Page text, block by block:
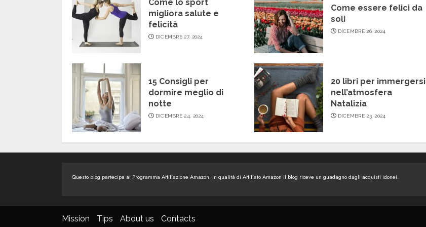
Come lo sport
migliora salute e
felicità
DICEMBRE 27, 2024
Come essere felici da
soli
DICEMBRE 26, 2024
15 Consigli per
dormire meglio di
notte
DICEMBRE 24, 2024
20 libri per immergersi
nell’atmosfera
Natalizia
DICEMBRE 23, 2024
Questo blog partecipa al Programma Affiliazione Amazon. In qualità di Affiliato Amazon il blog riceve un guadagno dagli acquisti idonei.
Mission Tips About us Contacts